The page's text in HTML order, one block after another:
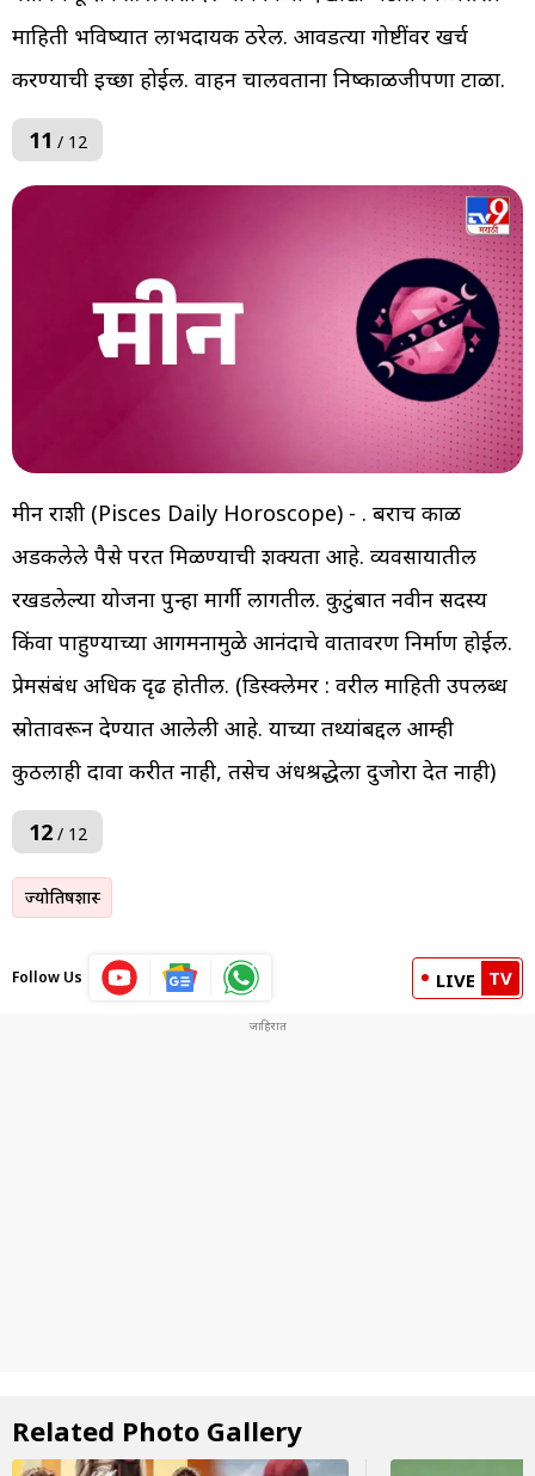
माहिती भविष्यात लाभदायक ठरेल. आवडत्या गोष्टींवर खर्च
करण्याची इच्छा होईल. वाहन चालवताना निष्काळजीपणा टाळा.
11 / 12
मीन राशी (Pisces Daily Horoscope) - . बराच काळ
अडकलेले पैसे परत मिळण्याची शक्यता आहे. व्यवसायातील
रखडलेल्या योजना पुन्हा मार्गी लागतील. कुटुंबात नवीन सदस्य
किंवा पाहुण्याच्या आगमनामुळे आनंदाचे वातावरण निर्माण होईल.
प्रेमसंबंध अधिक दृढ होतील. (डिस्क्लेमर : वरील माहिती उपलब्ध
स्रोतावरून देण्यात आलेली आहे. याच्या तथ्यांबद्दल आम्ही
कुठलाही दावा करीत नाही, तसेच अंधश्रद्धेला दुजोरा देत नाही)
12/ 12
ज्योतिषशास्त्र
Follow Us LIVE TV
Related Photo Gallery